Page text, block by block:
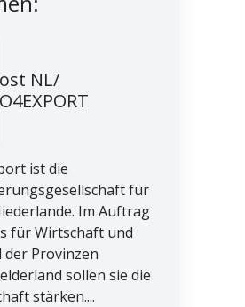
NL/
ist die
für
Im Auftrag
für Wirtschaft und
der Provinzen
sollen sie die
stärken....